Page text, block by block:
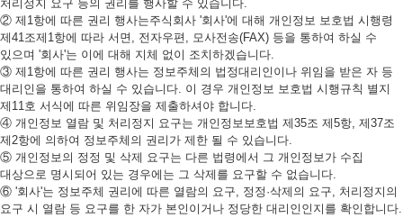
처리정지 요구 등의 권리를 행사할 수 있습니다.
② 제1항에 따른 권리 행사는주식회사 '회사'에 대해 개인정보 보호법 시행령
제41조제1항에 따라 서면, 전자우편, 모사전송(FAX) 등을 통하여 하실 수
있으며 '회사'는 이에 대해 지체 없이 조치하겠습니다.
③ 제1항에 따른 권리 행사는 정보주체의 법정대리인이나 위임을 받은 자 등
대리인을 통하여 하실 수 있습니다. 이 경우 개인정보 보호법 시행규칙 별지
제11호 서식에 따른 위임장을 제출하셔야 합니다.
④ 개인정보 열람 및 처리정지 요구는 개인정보보호법 제35조 제5항, 제37조
제2항에 의하여 정보주체의 권리가 제한 될 수 있습니다.
⑤ 개인정보의 정정 및 삭제 요구는 다른 법령에서 그 개인정보가 수집
대상으로 명시되어 있는 경우에는 그 삭제를 요구할 수 없습니다.
⑥ '회사'는 정보주체 권리에 따른 열람의 요구, 정정·삭제의 요구, 처리정지의
요구 시 열람 등 요구를 한 자가 본인이거나 정당한 대리인인지를 확인합니다.